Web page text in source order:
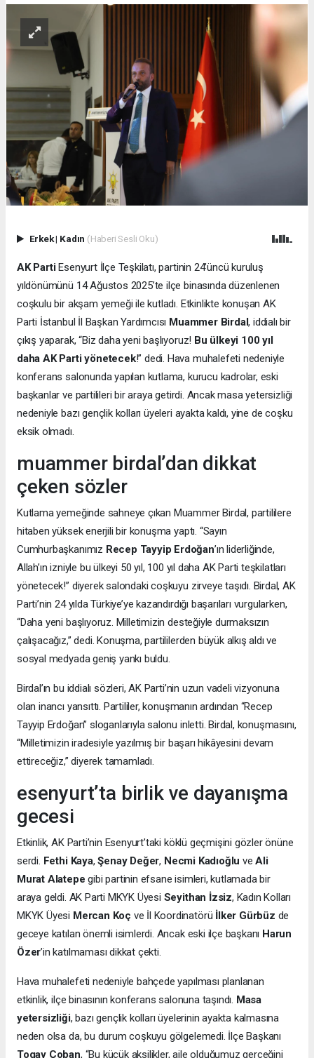
Erkek| Kadın (Haberi Sesli Oku)
AK PartiEsenyurt İlçe Teşkilatı, partinin 24’üncü kuruluş
yıldönümünü 14 Ağustos 2025’te ilçe binasında düzenlenen
coşkulu bir akşam yemeği ile kutladı. Etkinlikte konuşan AK
Parti İstanbul İl Başkan Yardımcısı Muammer Birdal, iddialı bir
çıkış yaparak, “Biz daha yeni başlıyoruz! Bu ülkeyi 100 yıl
daha AK Parti yönetecek!” dedi. Hava muhalefeti nedeniyle
konferans salonunda yapılan kutlama, kurucu kadrolar, eski
başkanlar ve partilileri bir araya getirdi. Ancak masa yetersizliği
nedeniyle bazı gençlik kolları üyeleri ayakta kaldı, yine de coşku
eksik olmadı.
muammer birdal’dan dikkat
çeken sözler
Kutlama yemeğinde sahneye çıkan Muammer Birdal, partililere
hitaben yüksek enerjili bir konuşma yaptı. “Sayın
Cumhurbaşkanımız Recep Tayyip Erdoğan’ın liderliğinde,
Allah’ın izniyle bu ülkeyi 50 yıl, 100 yıl daha AK Parti teşkilatları
yönetecek!” diyerek salondaki coşkuyu zirveye taşıdı. Birdal, AK
Parti’nin 24 yılda Türkiye’ye kazandırdığı başarıları vurgularken,
“Daha yeni başlıyoruz. Milletimizin desteğiyle durmaksızın
çalışacağız,” dedi. Konuşma, partililerden büyük alkış aldı ve
sosyal medyada geniş yankı buldu.
Birdal’ın bu iddialı sözleri, AK Parti’nin uzun vadeli vizyonuna
olan inancı yansıttı. Partililer, konuşmanın ardından “Recep
Tayyip Erdoğan” sloganlarıyla salonu inletti. Birdal, konuşmasını,
“Milletimizin iradesiyle yazılmış bir başarı hikâyesini devam
ettireceğiz,” diyerek tamamladı.
esenyurt’ta birlik ve dayanışma
gecesi
Etkinlik, AK Parti’nin Esenyurt’taki köklü geçmişini gözler önüne
serdi. Fethi Kaya,Şenay Değer, Necmi Kadıoğlu veAli
Murat Alatepe gibi partinin efsane isimleri, kutlamada bir
araya geldi. AK Parti MKYK Üyesi Seyithan İzsiz, Kadın Kolları
MKYK Üyesi Mercan Koç ve İl Koordinatörü İlker Gürbüz de
geceye katılan önemli isimlerdi. Ancak eski ilçe başkanı Harun
Özer’in katılmaması dikkat çekti.
Hava muhalefeti nedeniyle bahçede yapılması planlanan
etkinlik, ilçe binasının konferans salonuna taşındı. Masa
yetersizliği, bazı gençlik kolları üyelerinin ayakta kalmasına
neden olsa da, bu durum coşkuyu gölgelemedi. İlçe Başkanı
Togay Çoban, “Bu küçük aksilikler, aile olduğumuz gerçeğini